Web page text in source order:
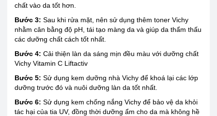
chất vào da tốt hơn.
Bước 3: Sau khi rửa mặt, nên sử dụng thêm toner Vichy
nhằm cân bằng độ pH, tái tạo màng da và giúp da thẩm thấu
các dưỡng chất cách tốt nhất.
Bước 4: Cải thiện làn da sáng mịn đều màu với dưỡng chất
Vichy Vitamin C Liftactiv
Bước 5: Sử dụng kem dưỡng nhà Vichy để khoá lại các lớp
dưỡng trước đó và nuôi dưỡng làn da tốt nhất.
Bước 6: Sử dụng kem chống nắng Vichy để bảo vệ da khỏi
tác hại của tia UV, đồng thời dưỡng ẩm cho da mà không hề